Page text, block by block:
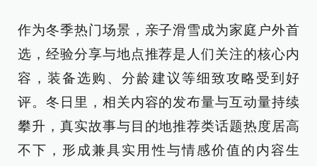
作为冬季热门场景，亲子滑雪成为家庭户外首
选，经验分享与地点推荐是人们关注的核心内
容，装备选购、分龄建议等细致攻略受到好
评。冬日里，相关内容的发布量与互动量持续
攀升，真实故事与目的地推荐类话题热度居高
不下，形成兼具实用性与情感价值的内容生